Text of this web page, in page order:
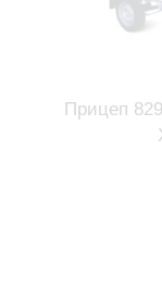
Прицеп